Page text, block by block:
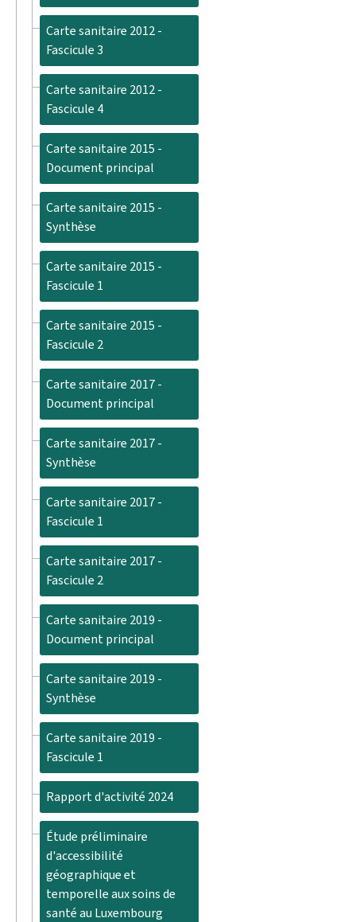
Carte sanitaire 2012 -
Fascicule 3
Carte sanitaire 2012 -
Fascicule 4
Carte sanitaire 2015 -
Document principal
Carte sanitaire 2015 -
Synthèse
Carte sanitaire 2015 -
Fascicule 1
Carte sanitaire 2015 -
Fascicule 2
Carte sanitaire 2017 -
Document principal
Carte sanitaire 2017 -
Synthèse
Carte sanitaire 2017 -
Fascicule 1
Carte sanitaire 2017 -
Fascicule 2
Carte sanitaire 2019 -
Document principal
Carte sanitaire 2019 -
Synthèse
Carte sanitaire 2019 -
Fascicule 1
Rapport d'activité 2024
Étude préliminaire
d'accessibilité
géographique et
temporelle aux soins de
santé au Luxembourg